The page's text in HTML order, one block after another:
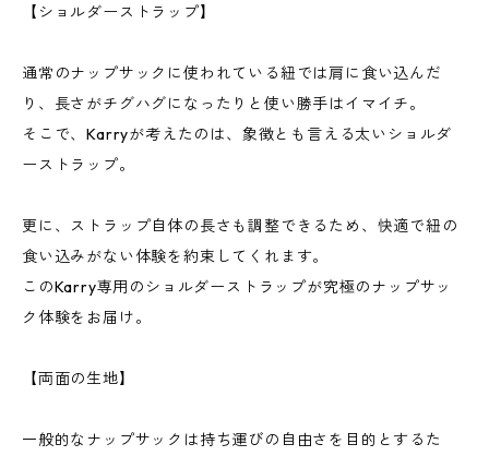
【ショルダーストラップ】
通常のナップサックに使われている紐では肩に食い込んだ
り、長さがチグハグになったりと使い勝手はイマイチ。
そこで、Karryが考えたのは、象徴とも言える太いショルダ
ーストラップ。
更に、ストラップ自体の長さも調整できるため、快適で紐の
食い込みがない体験を約束してくれます。
このKarry専用のショルダーストラップが究極のナップサッ
ク体験をお届け。
【両面の生地】
一般的なナップサックは持ち運びの自由さを目的とするた